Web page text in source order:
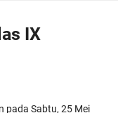
IX
pada Sabtu, 25 Mei